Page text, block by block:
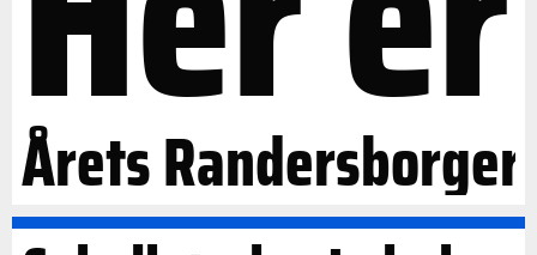
Årets Randersborger